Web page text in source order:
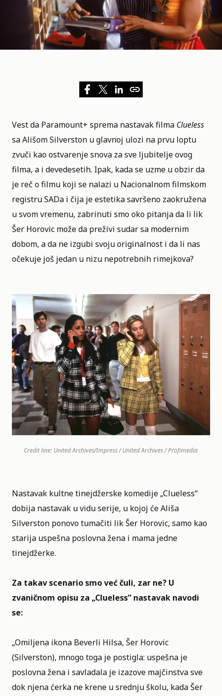
Vest da Paramount+ sprema nastavak filma Clueless
saAlišom Silverston u glavnoj ulozi na prvu loptu
zvuči kao ostvarenje snova za sve ljubitelje ovog
filma, a i devedesetih. Ipak, kada se uzme u obzir da
je reč o filmu koji se nalazi u Nacionalnom filmskom
registru SADa i čija je estetika savršeno zaokružena
u svom vremenu, zabrinuti smo oko pitanja da li lik
Šer Horovic može da preživi sudar sa modernim
dobom, a da ne izgubi svoju originalnost i da li nas
očekuje još jedan u nizu nepotrebnih rimejkova?
Credit line: United Archives/Impress / United Archives / Profimedia
Nastavak kultne tinejdžerske komedije „Clueless“
dobija nastavak u vidu serije, u kojoj će Ališa
Silverston ponovo tumačiti lik Šer Horovic, samo kao
starija uspešna poslovna žena i mama jedne
tinejdžerke.
Za takav scenario smo već čuli, zar ne? U
zvaničnom opisu za „Clueless” nastavak navodi
se:
„Omiljena ikona Beverli Hilsa, Šer Horovic
(Silverston), mnogo toga je postigla: uspešna je
poslovna žena i savladala je izazove majčinstva sve
dok njena ćerka ne krene u srednju školu, kada Šer